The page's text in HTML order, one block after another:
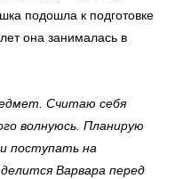
подошла к подготовке
она занималась в
Считаю себя
волнуюсь. Планирую
поступать на
Варвара перед